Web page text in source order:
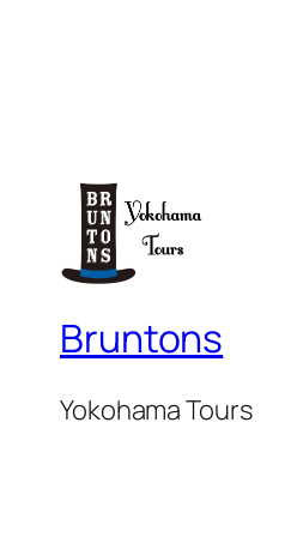
Bruntons
Yokohama Tours